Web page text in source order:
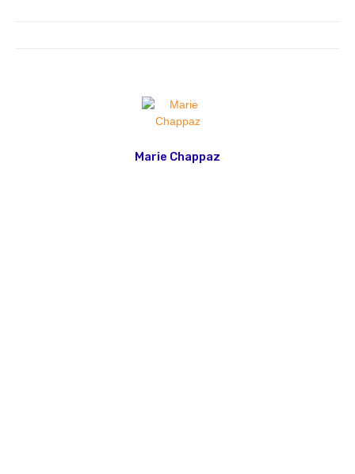
Marie Chappaz